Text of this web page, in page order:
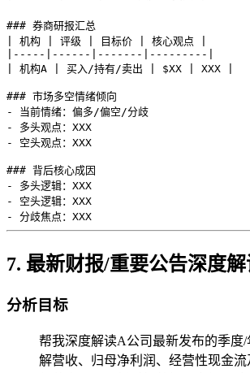
### 券商研报汇总
| 机构 | 评级 | 目标价 | 核心观点 |
|-----|------|-------|---------|
| 机构A | 买入/持有/卖出 | $XX | XXX |
### 市场多空情绪倾向
- 当前情绪：偏多/偏空/分歧
- 多头观点：XXX
- 空头观点：XXX
### 背后核心成因
- 多头逻辑：XXX
- 空头逻辑：XXX
7. 最新财报/重要公告深度
分析目标
帮我深度解读A公司最新发布的季度
解营收、归母净利润、经营性现金